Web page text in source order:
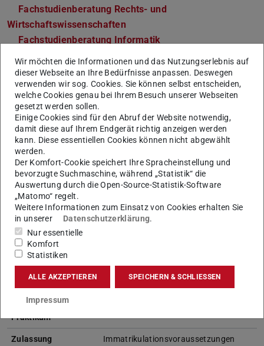
Fachstudienberatung Rechts- und
Wirtschaftswissenschaften
Fachstudienberatung Informatik
Fachschaft Rechts- und Wirtschaftswissenschaften
Fachschaft Informatik
Allgemeine Informationen &
Bewerbung
Semester 4
Sprache
Deutsch. Einzelne Lehrveranstaltungen
angeboten werden. Es ist davon
auszugehen, dass wissenschaftliche
Praktikum ---
Zulassung
Immatrikulationsvoraussetzungen
Wir möchten die Informationen und das Nutzungserlebnis auf
dieser Webseite an Ihre Bedürfnisse anpassen. Deswegen
verwenden wir sog. Cookies. Sie können selbst entscheiden,
welche Cookies genau bei Ihrem Besuch unserer Webseiten
gesetzt werden sollen.
Einige Cookies sind für den Abruf der Website notwendig,
damit diese auf Ihrem Endgerät richtig anzeigen werden
kann. Diese essentiellen Cookies können nicht abgewählt
werden.
Der Komfort-Cookie speichert Ihre Spracheinstellung und
bevorzugte Suchmaschine, während „Statistik“ die
Auswertung durch die Open-Source-Statistik-Software
„Matomo“ regelt.
Weitere Informationen zum Einsatz von Cookies erhalten Sie
in unserer
Datenschutzerklärung.
Nur essentielle
Komfort
Statistiken
ALLE AKZEPTIEREN SPEICHERN & SCHLIESSEN
Impressum